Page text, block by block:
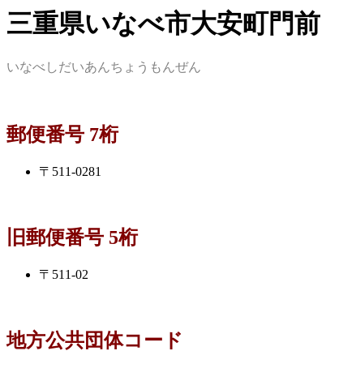
三重県いなべ市大安町門前
いなべしだいあんちょうもんぜん
郵便番号 7桁
〒511-0281
旧郵便番号 5桁
〒511-02
地方公共団体コード